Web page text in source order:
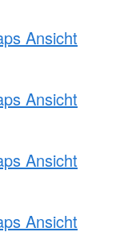
Ansicht
Ansicht
Ansicht
Ansicht